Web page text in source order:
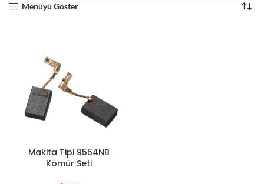
Menüyü Göster
Makita Tipi 9554NB
Kömür Seti